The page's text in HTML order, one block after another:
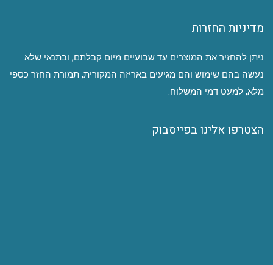
מדיניות החזרות
ניתן להחזיר את המוצרים עד שבועיים מיום קבלתם, ובתנאי שלא
נעשה בהם שימוש והם מגיעים באריזה המקורית, תמורת החזר כספי
מלא, למעט דמי המשלוח.
הצטרפו אלינו בפייסבוק